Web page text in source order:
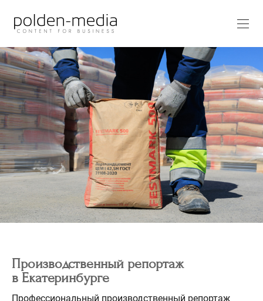
Производственный репортаж
в Екатеринбурге
Профессиональный производственный репортаж